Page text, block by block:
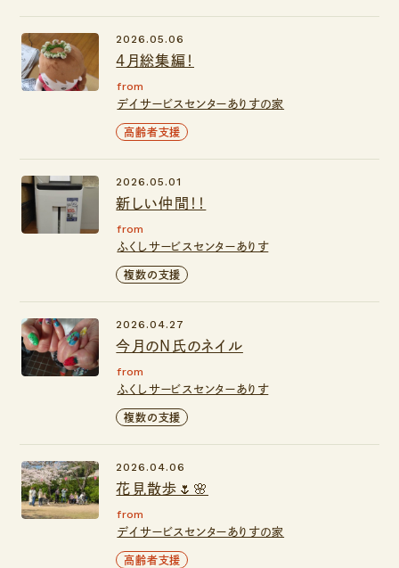
4月総集編！
2026.05.06
from
デイサービスセンターありすの家
高齢者支援
新しい仲間！！
2026.05.01
from
ふくしサービスセンターありす
複数の支援
今月のN氏のネイル
2026.04.27
from
ふくしサービスセンターありす
複数の支援
花見散歩🌷🌸
2026.04.06
from
デイサービスセンターありすの家
高齢者支援